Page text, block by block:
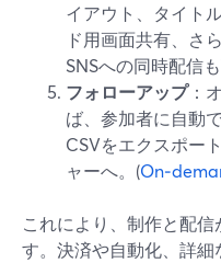
イアウト、タイト
ド用画面共有、さ
SNSへの同時配信
フォローアップ：
ば、参加者に自動
CSVをエクスポー
ャーへ。(
これにより、制作と配信
す。決済や自動化、詳細